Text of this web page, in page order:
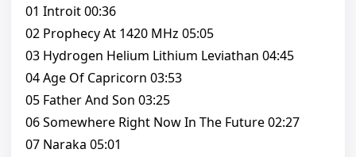
01 Introit 00:36
02 Prophecy At 1420 MHz 05:05
03 Hydrogen Helium Lithium Leviathan 04:45
04 Age Of Capricorn 03:53
05 Father And Son 03:25
06 Somewhere Right Now In The Future 02:27
07 Naraka 05:01